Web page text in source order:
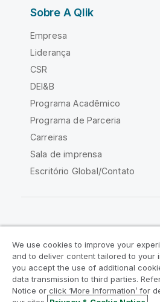
Sobre A Qlik
Empresa
Liderança
CSR
DEI&B
Programa Acadêmico
Programa de Parceria
Carreiras
Sala de imprensa
Escritório Global/Contato
Acordos legais
Termos do
Legal Policies
Políticas Legais
Termos de uso
Marcas
We use cookies to improve your
and to deliver content tailored to your
you accept the use of additional
data transmission to third parties.
Notice or click ‘More Information’ for